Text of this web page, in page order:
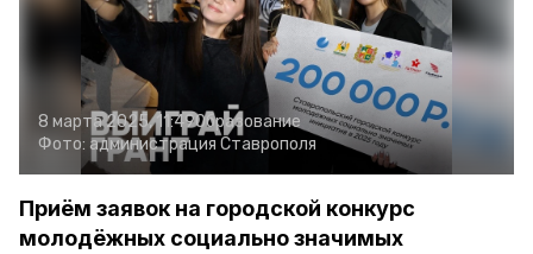
8 марта 2025, 11:49Образование
Фото: администрация Ставрополя
Приём заявок на городской конкурс
молодёжных социально значимых